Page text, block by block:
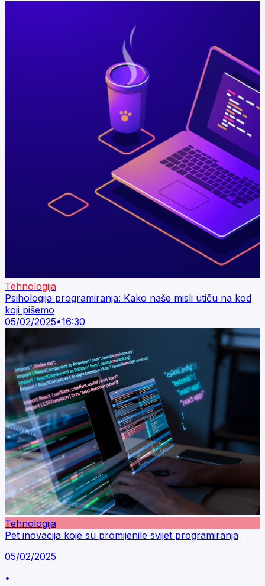
Tehnologija
Psihologija programiranja: Kako naše misli utiču na kod
koji pišemo
05/02/2025•16:30
Tehnologija
Pet inovacija koje su promijenile svijet programiranja
05/02/2025
•